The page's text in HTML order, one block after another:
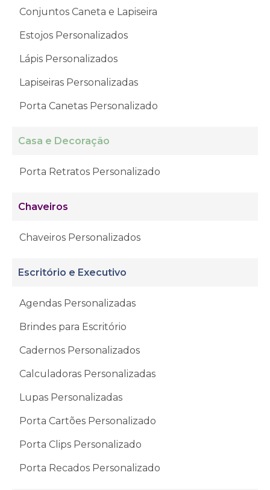
Conjuntos Caneta e Lapiseira
Estojos Personalizados
Lápis Personalizados
Lapiseiras Personalizadas
Porta Canetas Personalizado
Casa e Decoração
Porta Retratos Personalizado
Chaveiros
Chaveiros Personalizados
Escritório e Executivo
Agendas Personalizadas
Brindes para Escritório
Cadernos Personalizados
Calculadoras Personalizadas
Lupas Personalizadas
Porta Cartões Personalizado
Porta Clips Personalizado
Porta Recados Personalizado